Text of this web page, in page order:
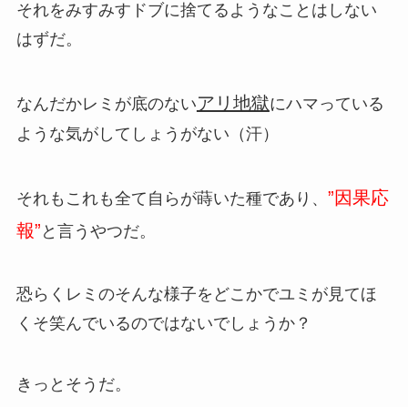
それをみすみすドブに捨てるようなことはしない
はずだ。
なんだかレミが底のないアリ地獄にハマっている
ような気がしてしょうがない（汗）
それもこれも全て自らが蒔いた種であり、 ”因果応
報” と言うやつだ。
恐らくレミのそんな様子をどこかでユミが見てほ
くそ笑んでいるのではないでしょうか？
きっとそうだ。